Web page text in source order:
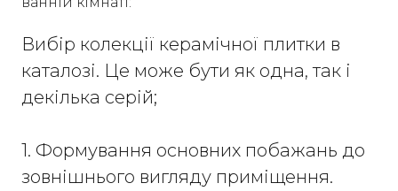
Вибір колекції керамічної плитки в
каталозі. Це може бути як одна, так і
декілька серій;
1. Формування основних побажань до
зовнішнього вигляду приміщення.